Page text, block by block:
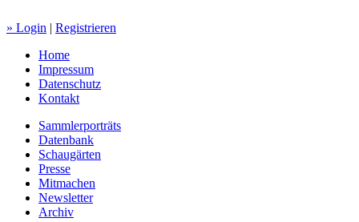
» Login | Registrieren
Home
Impressum
Datenschutz
Kontakt
Sammlerporträts
Datenbank
Schaugärten
Presse
Mitmachen
Newsletter
Archiv